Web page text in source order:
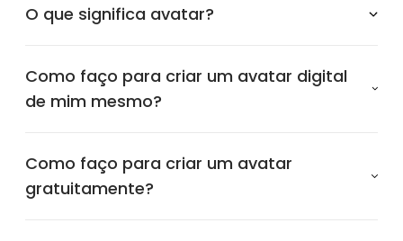
O que significa avatar?
Como faço para criar um avatar digital
de mim mesmo?
Como faço para criar um avatar
gratuitamente?